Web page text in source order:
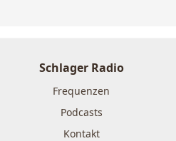
Schlager Radio
Frequenzen
Podcasts
Kontakt